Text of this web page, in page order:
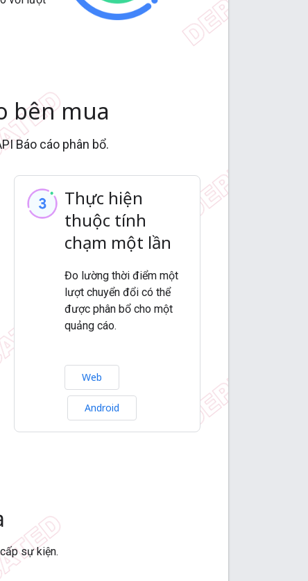
bên mua
Báo cáo phân bổ.
Thực hiện
thuộc tính
chạm một lần
Đo lường thời điểm một
lượt chuyển đổi có thể
được phân bổ cho một
quảng cáo.
Web
Android
sự kiện.